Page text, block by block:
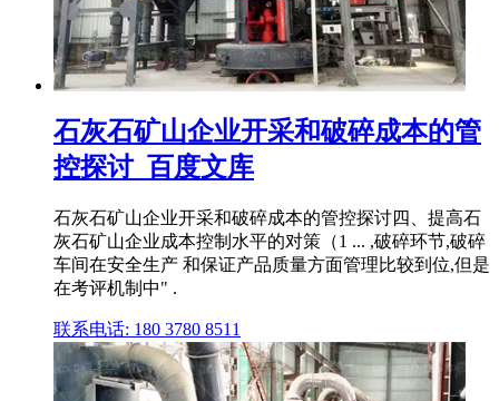
石灰石矿山企业开采和破碎成本的管
控探讨_百度文库
石灰石矿山企业开采和破碎成本的管控探讨四、提高石
灰石矿山企业成本控制水平的对策（1 ... ,破碎环节,破碎
车间在安全生产 和保证产品质量方面管理比较到位,但是
在考评机制中" .
联系电话: 180 3780 8511